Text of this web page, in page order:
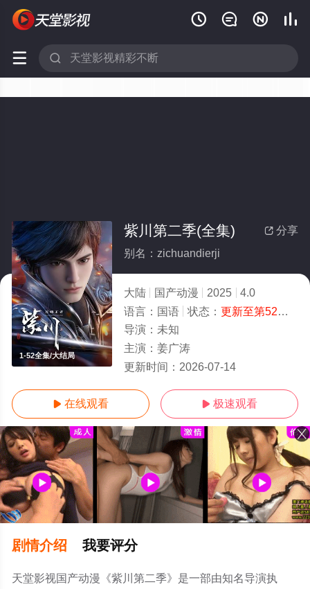
   
 
1-52全集/大结局
 分享
紫川第二季(全集)
别名：zichuandierji
大陆 国产动漫 2025
4.0
语言： 国语 状态： 更新至第52集
导演： 未知
主演： 姜广涛
更新时间： 2026-07-14
 在线观看  极速观看
剧情介绍 我要评分
天堂影视国产动漫《紫川第二季》是一部由知名导演执